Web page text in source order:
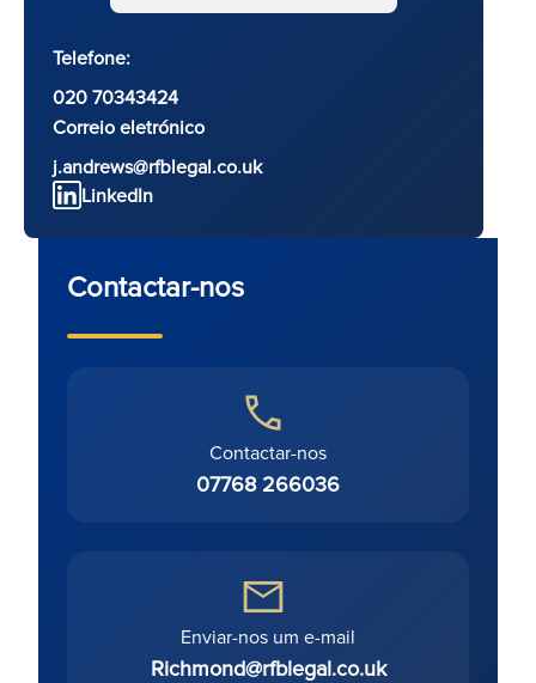
Telefone:
020 70343424
Correio eletrónico
j.andrews@rfblegal.co.uk
LinkedIn
Contactar-nos
Contactar-nos
07768 266036
Enviar-nos um e-mail
Richmond@rfblegal.co.uk